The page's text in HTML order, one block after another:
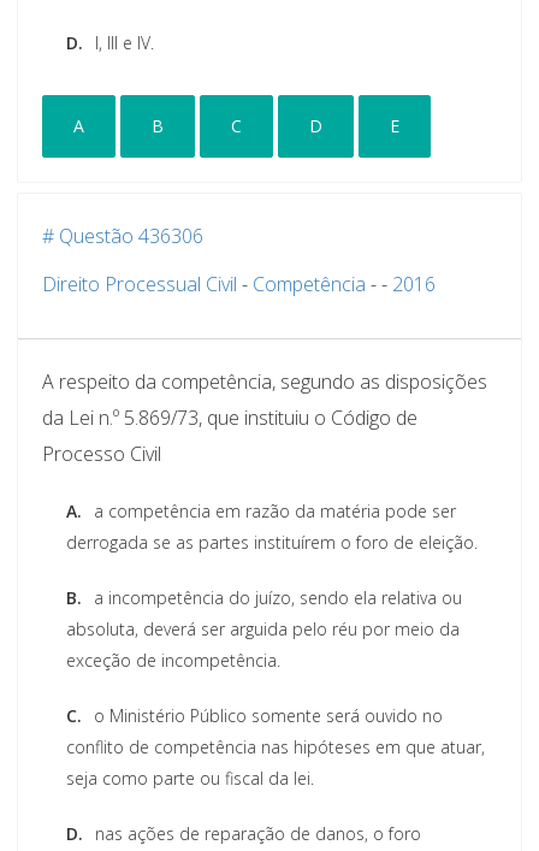
D. I, III e IV.
A B C D E
# Questão 436306
Direito Processual Civil - Competência -- 2016
A respeito da competência, segundo as disposições
da Lei n.º 5.869/73, que instituiu o Código de
Processo Civil
A.
a competência em razão da matéria pode ser
derrogada se as partes instituírem o foro de eleição.
B.
a incompetência do juízo, sendo ela relativa ou
absoluta, deverá ser arguida pelo réu por meio da
exceção de incompetência.
C.
o Ministério Público somente será ouvido no
conflito de competência nas hipóteses em que atuar,
seja como parte ou fiscal da lei.
D.
nas ações de reparação de danos, o foro